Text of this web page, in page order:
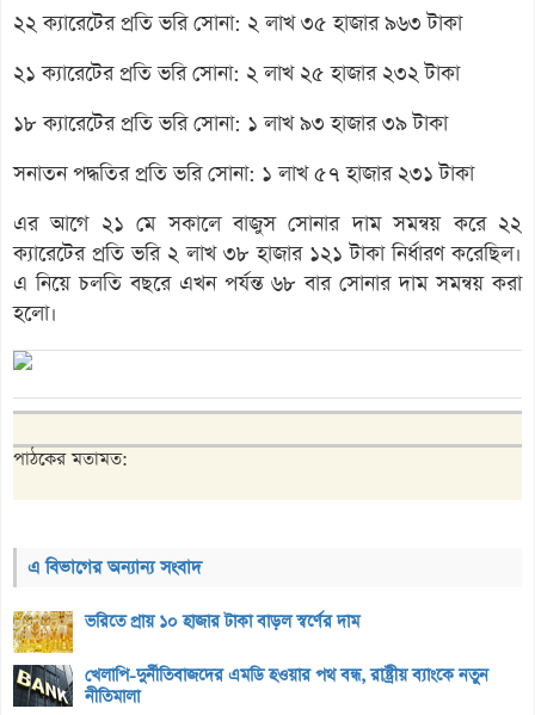
২২ ক্যারেটের প্রতি ভরি সোনা: ২ লাখ ৩৫ হাজার ৯৬৩ টাকা
২১ ক্যারেটের প্রতি ভরি সোনা: ২ লাখ ২৫ হাজার ২৩২ টাকা
১৮ ক্যারেটের প্রতি ভরি সোনা: ১ লাখ ৯৩ হাজার ৩৯ টাকা
সনাতন পদ্ধতির প্রতি ভরি সোনা: ১ লাখ ৫৭ হাজার ২৩১ টাকা
এর আগে ২১ মে সকালে বাজুস সোনার দাম সমন্বয় করে ২২
ক্যারেটের প্রতি ভরি ২ লাখ ৩৮ হাজার ১২১ টাকা নির্ধারণ করেছিল।
এ নিয়ে চলতি বছরে এখন পর্যন্ত ৬৮ বার সোনার দাম সমন্বয় করা
হলো।
পাঠকের মতামত:
এ বিভাগের অন্যান্য সংবাদ
ভরিতে প্রায় ১০ হাজার টাকা বাড়ল স্বর্ণের দাম
খেলাপি-দুর্নীতিবাজদের এমডি হওয়ার পথ বন্ধ, রাষ্ট্রীয় ব্যাংকে নতুন
নীতিমালা